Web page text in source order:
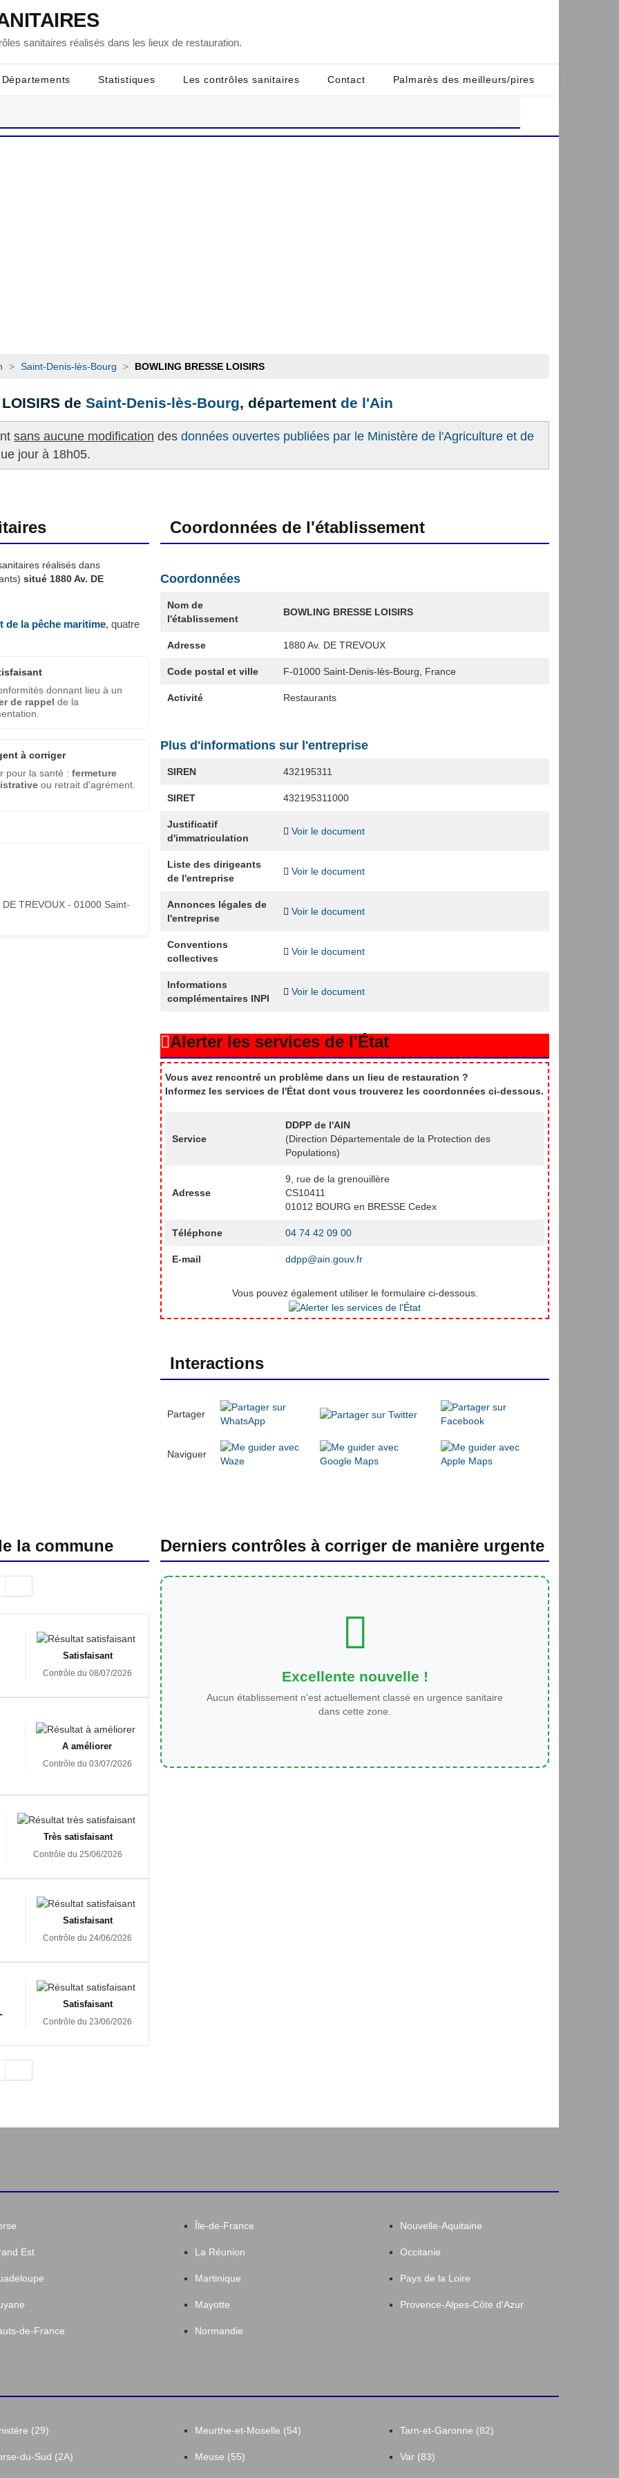
sanitaires réalisés dans les lieux de restauration.
Départements Statistiques Les contrôles sanitaires Contact Palmarès des meilleurs/pires
> Saint-Denis-lès-Bourg > BOWLING BRESSE LOISIRS
de Saint-Denis-lès-Bourg, département de l'Ain
sans aucune modification des données ouvertes publiées par le Ministère de l'Agriculture et de
jour à 18h05.
réalisés dans
situé 1880 Av. DE
de la pêche maritime, quatre
donnant lieu à un
de rappel de la
à corriger
pour la santé : fermeture
ou retrait d'agrément.
DE TREVOUX - 01000 Saint-
Coordonnées de l'établissement
Coordonnées
Nom de
l'établissement
BOWLING BRESSE LOISIRS
Adresse 1880 Av. DE TREVOUX
Code postal et ville F-01000 Saint-Denis-lès-Bourg, France
Activité Restaurants
Plus d'informations sur l'entreprise
SIREN 432195311
SIRET 432195311000
Justificatif
d'immatriculation
Voir le document
Liste des dirigeants
de l'entreprise
Voir le document
Annonces légales de
l'entreprise
Voir le document
Conventions
collectives
Voir le document
Informations
complémentaires INPI
Voir le document
Alerter les services de l'État
Vous avez rencontré un problème dans un lieu de restauration ?
Informez les services de l'État dont vous trouverez les coordonnées ci-dessous.
Service
DDPP de l'AIN
(Direction Départementale de la Protection des
Populations)
Adresse
9, rue de la grenouillère
CS10411
01012 BOURG en BRESSE Cedex
Téléphone 04 74 42 09 00
E-mail ddpp@ain.gouv.fr
Vous pouvez également utiliser le formulaire ci-dessous.
Interactions
Partager
Naviguer
la commune
Satisfaisant
Contrôle du 08/07/2026
A améliorer
Contrôle du 03/07/2026
Très satisfaisant
Contrôle du 25/06/2026
Satisfaisant
Contrôle du 24/06/2026
Satisfaisant
Contrôle du 23/06/2026
Derniers contrôles à corriger de manière urgente
Excellente nouvelle !
Aucun établissement n'est actuellement classé en urgence sanitaire
dans cette zone.
Est
de-France
Île-de-France
La Réunion
Martinique
Mayotte
Normandie
Nouvelle-Aquitaine
Occitanie
Pays de la Loire
Provence-Alpes-Côte d'Azur
(29)
du-Sud (2A)
Meurthe-et-Moselle (54)
Meuse (55)
Tarn-et-Garonne (82)
Var (83)